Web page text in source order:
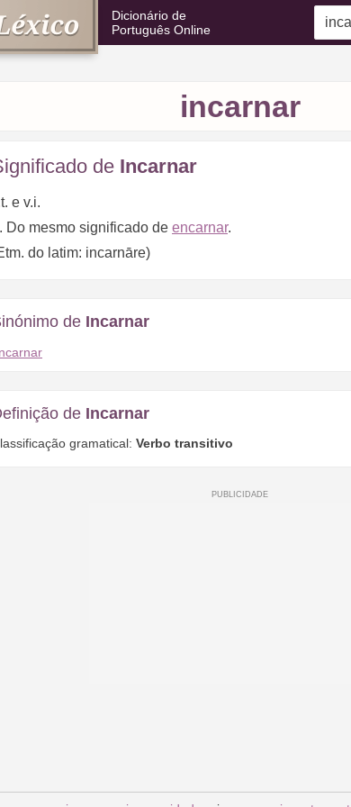
Dicionário de
Português Online
incarnar
de Incarnar
e v.i.
Do mesmo significado de encarnar.
do latim: incarnāre)
de Incarnar
de Incarnar
gramatical: Verbo transitivo